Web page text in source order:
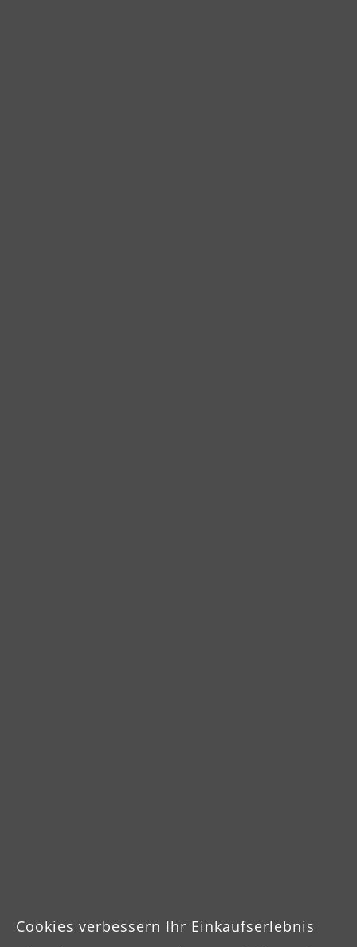
Käuferschutz
Cookies verbessern Ihr Einkaufserlebnis